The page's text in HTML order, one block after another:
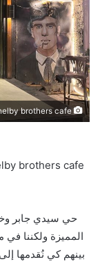
Shelby brothers cafe - أفضل كافية في سيدي جابر - مصطفى كامل
حي سيدي جابر
المميزة ولكننا